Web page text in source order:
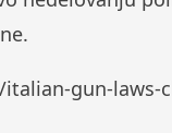
gun-laws-